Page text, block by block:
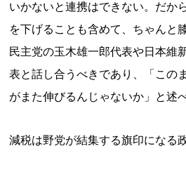
いかないと連携はできない。だか
を下げることも含めて、ちゃんと
民主党の玉木雄一郎代表や日本維
表と話し合うべきであり、「この
がまた伸びるんじゃないか」と述
減税は野党が結集する旗印になる